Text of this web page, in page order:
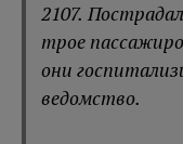
2107.
трое
они
ведомство.